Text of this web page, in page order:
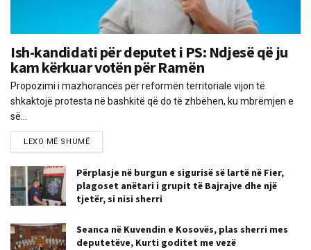
Ish-kandidati për deputet i PS: Ndjesë që ju
kam kërkuar votën për Ramën
Propozimi i mazhorancës për reformën territoriale vijon të
shkaktojë protesta në bashkitë që do të zhbëhen, ku mbrëmjen e
së...
LEXO MË SHUMË
Përplasje në burgun e sigurisë së lartë në Fier,
plagoset anëtari i grupit të Bajrajve dhe një
tjetër, si nisi sherri
Seanca në Kuvendin e Kosovës, plas sherri mes
deputetëve, Kurti goditet me vezë